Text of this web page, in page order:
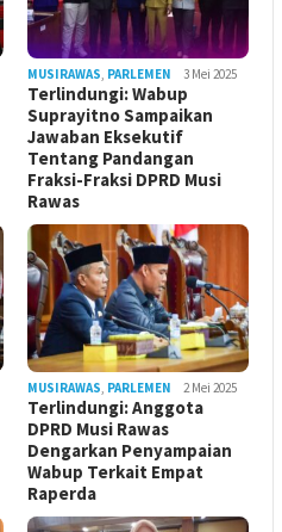
MUSIRAWAS, PARLEMEN 3 Mei 2025
Terlindungi: Wabup
Suprayitno Sampaikan
Jawaban Eksekutif
Tentang Pandangan
Fraksi-Fraksi DPRD Musi
Rawas
MUSIRAWAS, PARLEMEN 2 Mei 2025
Terlindungi: Anggota
DPRD Musi Rawas
Dengarkan Penyampaian
Wabup Terkait Empat
Raperda